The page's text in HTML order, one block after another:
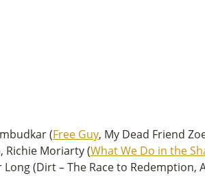
(Free Guy, My Dead Friend
Richie Moriarty (What We Do in the
(Dirt – The Race to Redemption,